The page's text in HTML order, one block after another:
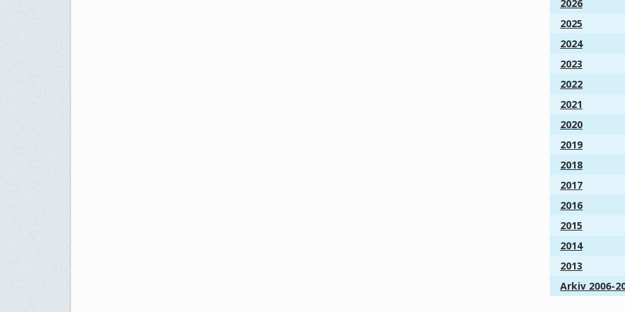
2026
2025
2024
2023
2022
2021
2020
2019
2018
2017
2016
2015
2014
2013
Arkiv 2006-